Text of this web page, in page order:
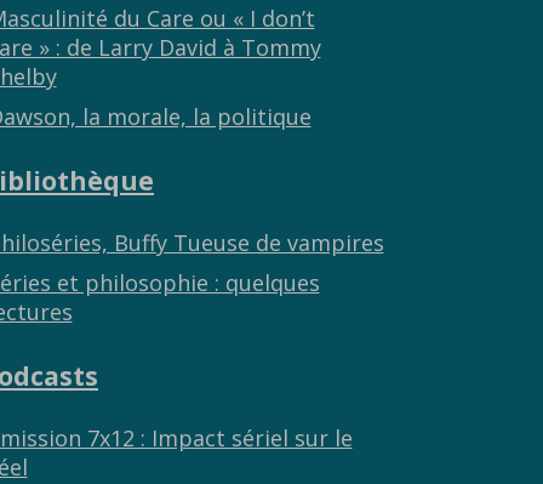
du Care ou « I don’t
» : de Larry David à Tommy
la morale, la politique
Buffy Tueuse de vampires
et philosophie : quelques
7x12 : Impact sériel sur le